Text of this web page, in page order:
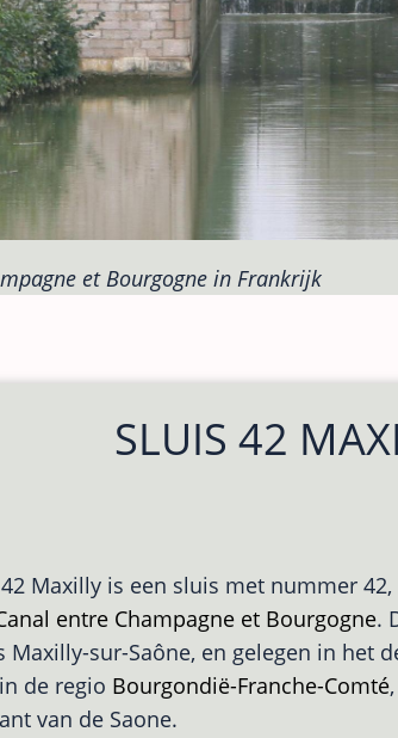
et Bourgogne in Frankrijk
SLUIS 42
Maxilly is een sluis met nummer
entre Champagne et Bourgogne.
Maxilly-sur-Saône, en gelegen in het
de regio Bourgondië-Franche-Comté
van de Saone.